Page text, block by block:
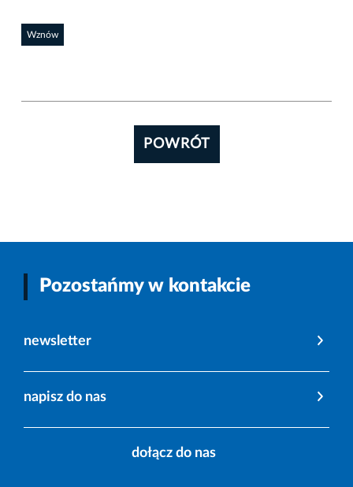
Wznów
POWRÓT
Pozostańmy w kontakcie
newsletter
napisz do nas
dołącz do nas